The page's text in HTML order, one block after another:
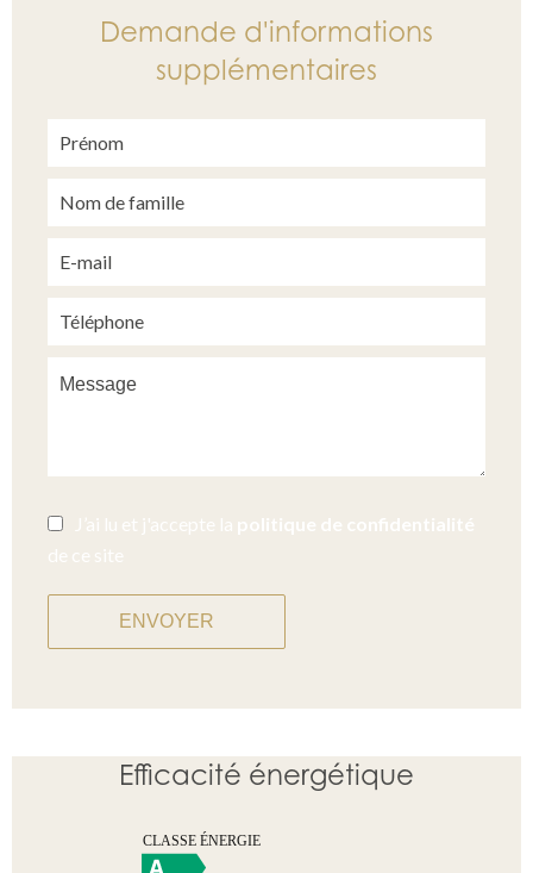
Demande d'informations
supplémentaires
J’ai lu et j'accepte la politique de confidentialité
de ce site
ENVOYER
Efficacité énergétique